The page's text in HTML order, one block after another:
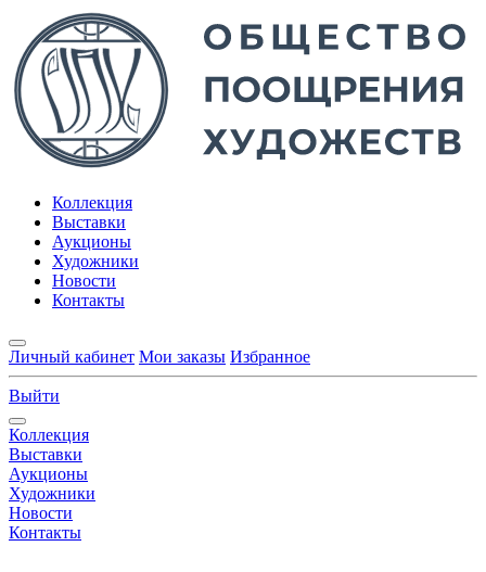
Коллекция
Выставки
Аукционы
Художники
Новости
Контакты
Личный кабинет Мои заказы Избранное
Выйти
Коллекция
Выставки
Аукционы
Художники
Новости
Контакты